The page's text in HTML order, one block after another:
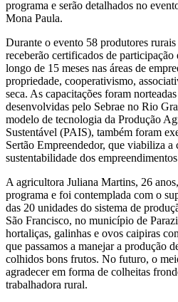
programa e serão detalhados no
Mona Paula.
Durante o evento 58 produtores
receberão certificados de participação
longo de 15 meses nas áreas de
propriedade, cooperativismo,
seca. As capacitações foram
desenvolvidas pelo Sebrae no Rio
modelo de tecnologia da Produção
Sustentável (PAIS), também foram
Sertão Empreendedor, que viabiliza a
sustentabilidade dos
A agricultora Juliana Martins, 26
programa e foi contemplada com o
das 20 unidades do sistema de
São Francisco, no município de
hortaliças, galinhas e ovos caipiras
que passamos a manejar a produção
colhidos bons frutos. No futuro, o
agradecer em forma de colheitas
trabalhadora rural.